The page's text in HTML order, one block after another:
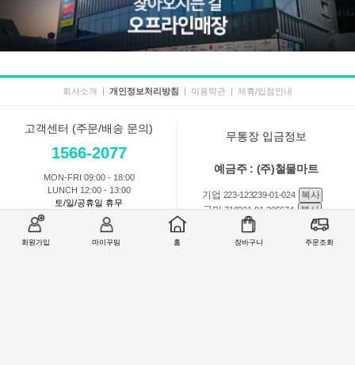
회원가입 마이꾸밈 홈 장바구니 주문조회
회사소개 | 개인정보처리방침 | 이용약관 | 제휴/입점안내
고객센터 (주문/배송 문의)
1566-2077
MON-FRI 09:00 - 18:00
LUNCH 12:00 - 13:00
토/일/공휴일 휴무
무통장 입금정보
예금주 : (주)철물마트
기업 223-123239-01-024
복사
국민718201-01-205674
복사
301-0168-3882-11 복사